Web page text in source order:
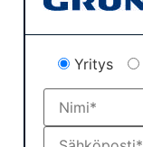
Yritys